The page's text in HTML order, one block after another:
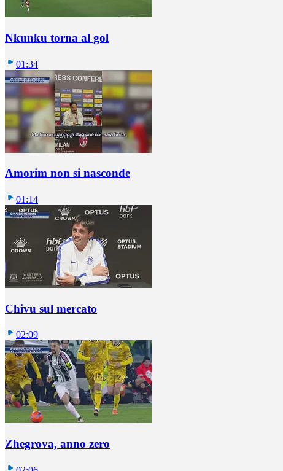
Nkunku torna al gol
01:34
Amorim non si nasconde
01:14
Chivu sul mercato
02:09
Zhegrova, anno zero